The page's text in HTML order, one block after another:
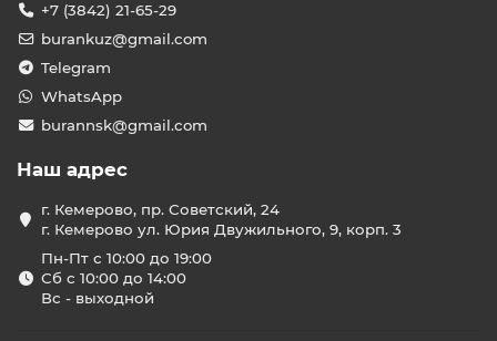
+7 (3842) 21-65-29
burankuz@gmail.com
Telegram
WhatsApp
burannsk@gmail.com
Наш адрес
г. Кемерово, пр. Советский, 24
г. Кемерово ул. Юрия Двужильного, 9, корп. 3
Пн-Пт с 10:00 до 19:00
Сб с 10:00 до 14:00
Вс - выходной